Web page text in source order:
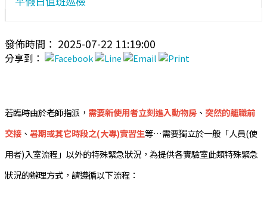
發佈時間： 2025-07-22 11:19:00
分享到：
若臨時由於老師指派， 需要新使用者立刻進入動物房 、 突然的離職前
交接 、 暑期或其它時段之(大專)實習生等…需要獨立於一般「人員(使
用者)入室流程」以外的特殊緊急狀況，為提供各實驗室此類特殊緊急
狀況的辦理方式，請遵循以下流程：